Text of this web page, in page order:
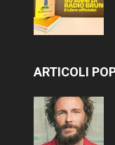
ARTICOLI